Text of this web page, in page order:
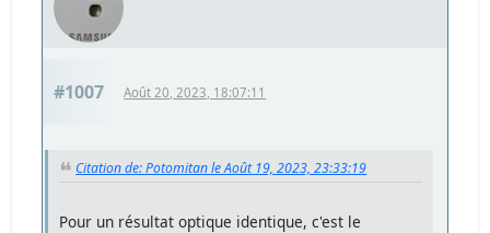
#1007 Août 20, 2023, 18:07:11
Citation de: Potomitan le Août 19, 2023, 23:33:19
Pour un résultat optique identique, c'est le